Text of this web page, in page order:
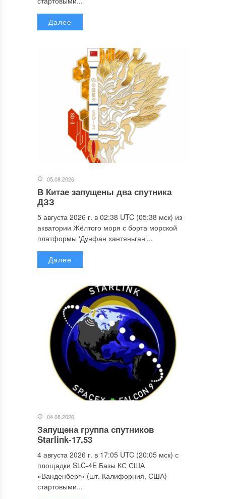
Далее
05.08.2026
В Китае запущены два спутника
ДЗЗ
5 августа 2026 г. в 02:38 UTC (05:38 мск) из
акватории Жёлтого моря с борта морской
платформы ‘Дунфан хантяньган’...
Далее
04.08.2026
Запущена группа спутников
Starlink-17.53
4 августа 2026 г. в 17:05 UTC (20:05 мск) с
площадки SLC-4E Базы КС США
«Ванденберг» (шт. Калифорния, США)
стартовыми...